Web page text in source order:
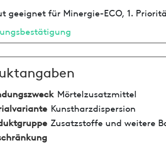
geeignet für Minergie-ECO, 1.
Mörtelzusatzmittel
Kunstharzdispersion
Zusatzstoffe und weitere